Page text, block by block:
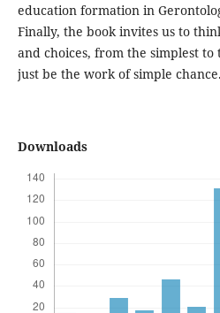
education formation in
Finally, the book invites us to
and choices, from the simplest
just be the work of simple chance.
Downloads